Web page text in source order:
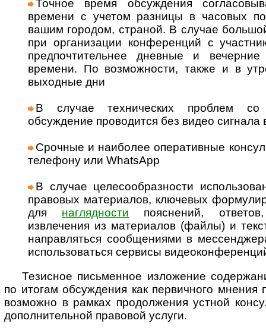
Точное время обсуждения
времени с учетом разницы в часовых
вашим городом, страной. В случае
при организации конференций с
предпочтительнее дневные и
времени. По возможности, также и в
выходные дни
В случае технических проблем со
обсуждение проводится без видео
Срочные и наиболее оперативные
телефону или WhatsApp
В случае целесообразности
правовых материалов, ключевых
для наглядности пояснений,
извлечения из материалов (файлы) и
направляться сообщениями в
использоваться сервисы
Тезисное письменное изложение
по итогам обсуждения как первичного мнения
возможно в рамках продолжения устной
дополнительной правовой услуги.